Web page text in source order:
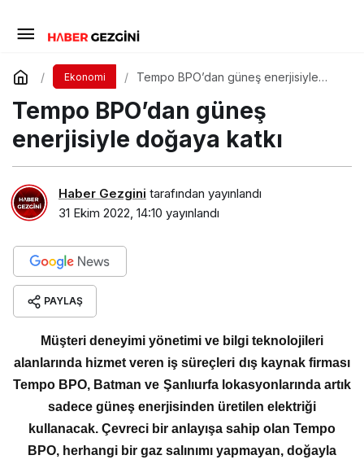
Ekonomi
Tempo BPO’dan güneş enerjisiyle
Tempo BPO’dan güneş
enerjisiyle doğaya katkı
Haber Gezgini tarafından yayınlandı
31 Ekim 2022, 14:10 yayınlandı
PAYLAŞ
Müşteri deneyimi yönetimi ve bilgi teknolojileri
alanlarında hizmet veren iş süreçleri dış kaynak firması
Tempo BPO, Batman ve Şanlıurfa lokasyonlarında artık
sadece güneş enerjisinden üretilen elektriği
kullanacak. Çevreci bir anlayışa sahip olan Tempo
BPO, herhangi bir gaz salınımı yapmayan, doğayla